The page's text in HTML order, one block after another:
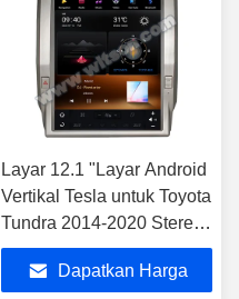
Layar 12.1 "Layar Android
Vertikal Tesla untuk Toyota
Tundra 2014-2020 Stereo
Multimedia Mobil
Dapatkan Harga